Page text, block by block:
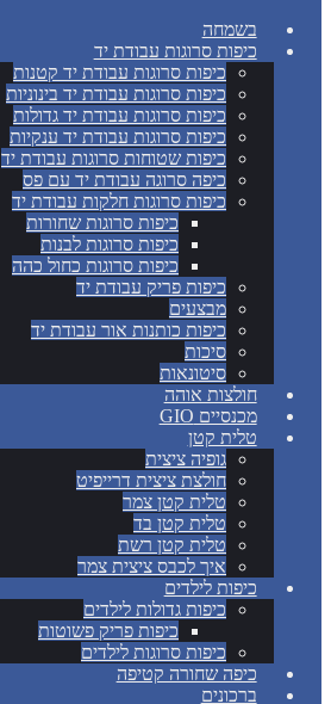
בשמחה
כיפות סרוגות עבודת יד
כיפות סרוגות עבודת יד קטנות
כיפות סרוגות עבודת יד בינוניות
כיפות סרוגות עבודת יד גדולות
כיפות סרוגות עבודת יד ענקיות
כיפות שטוחות סרוגות עבודת יד
כיפה סרוגה עבודת יד עם פס
כיפות סרוגות חלקות עבודת יד
כיפות סרוגות שחורות
כיפות סרוגות לבנות
כיפות סרוגות כחול כהה
כיפות פריק עבודת יד
מבצעים
כיפות כותנות אור עבודת יד
סיכות
סיטונאות
חולצות אוהה
מכנסיים GIO
טלית קטן
גופיה ציצית
חולצת ציצית דרייפיט
טלית קטן צמר
טלית קטן בד
טלית קטן רשת
איך לכבס ציצית צמר
כיפות לילדים
כיפות גדולות לילדים
כיפות פריק פשוטות
כיפות סרוגות לילדים
כיפה שחורה קטיפה
ברכונים